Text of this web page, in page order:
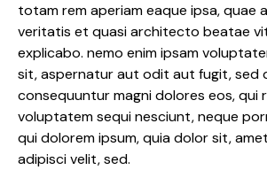
totam rem aperiam eaque ipsa, quae
veritatis et quasi architecto beatae
explicabo. nemo enim ipsam
sit, aspernatur aut odit aut fugit, sed
consequuntur magni dolores eos, qui
voluptatem sequi nesciunt, neque
qui dolorem ipsum, quia dolor sit,
adipisci velit, sed.